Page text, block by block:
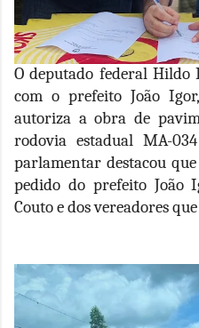
O deputado federal Hildo
com o prefeito João
autoriza a obra de
rodovia estadual MA-
parlamentar destacou
pedido do prefeito João
Couto e dos vereadores